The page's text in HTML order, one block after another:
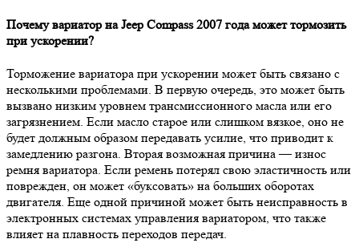
Почему вариатор на Jeep Compass 2007 года может тормозить
при ускорении?
Торможение вариатора при ускорении может быть связано с
несколькими проблемами. В первую очередь, это может быть
вызвано низким уровнем трансмиссионного масла или его
загрязнением. Если масло старое или слишком вязкое, оно не
будет должным образом передавать усилие, что приводит к
замедлению разгона. Вторая возможная причина — износ
ремня вариатора. Если ремень потерял свою эластичность или
поврежден, он может «буксовать» на больших оборотах
двигателя. Еще одной причиной может быть неисправность в
электронных системах управления вариатором, что также
влияет на плавность переходов передач.